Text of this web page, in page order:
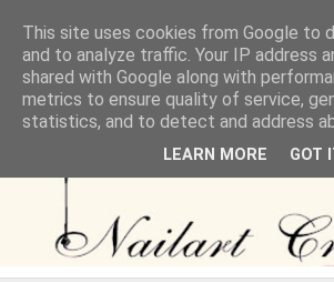
This site uses cookies from Google to
and to analyze traffic. Your IP address
shared with Google along with
metrics to ensure quality of service,
statistics, and to detect and address
LEARN MORE GOT